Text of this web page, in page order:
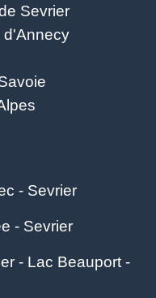
Sevrier
d'Annecy
- Sevrier
- Sevrier
- Lac Beauport -